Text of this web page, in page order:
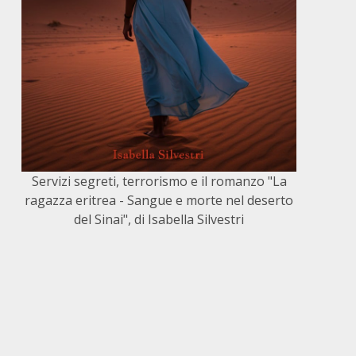
Servizi segreti, terrorismo e il romanzo "La
ragazza eritrea - Sangue e morte nel deserto
del Sinai", di Isabella Silvestri